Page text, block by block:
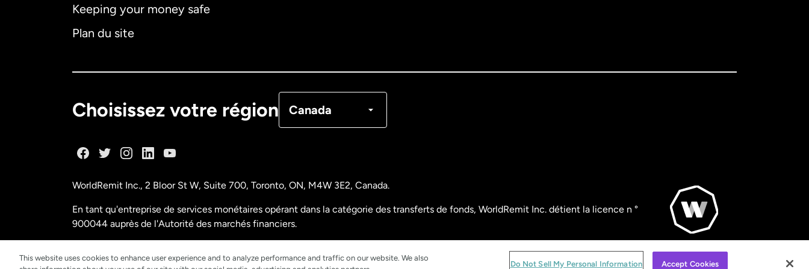
Keeping your money safe
Plan du site
Choisissez votre région Canada
États-Unis English
WorldRemit Inc., 2 Bloor St W, Suite 700, Toronto, ON, M4W 3E2, Canada.
En tant qu'entreprise de services monétaires opérant dans la catégorie des transferts de fonds, WorldRemit Inc. détient la licence n °
900044 auprès de l'Autorité des marchés financiers.
© WorldRemit 2024
This website uses cookies to enhance user experience and to analyze performance and traffic on our website. We also
Do Not Sell My Personal Information Accept Cookies